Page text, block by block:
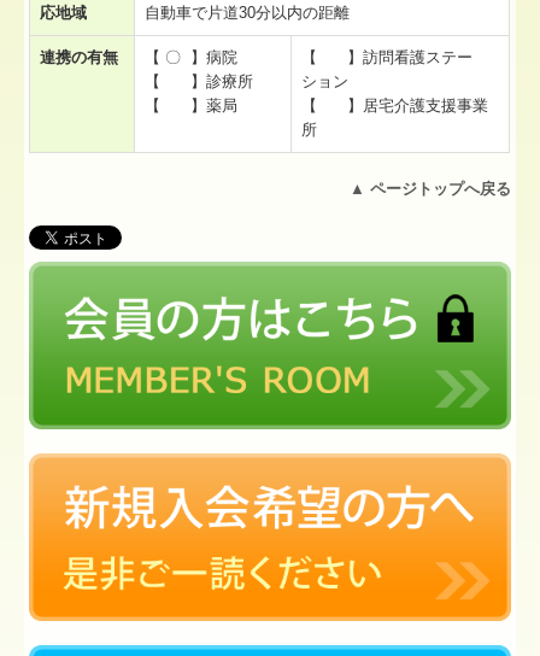
応地域
自動車で片道30分以内の距離
連携の有無
【 〇 】病院
【 】診療所
【 】薬局
【 】訪問看護ステー
ション
【 】居宅介護支援事業
所
▲ ページトップへ戻る